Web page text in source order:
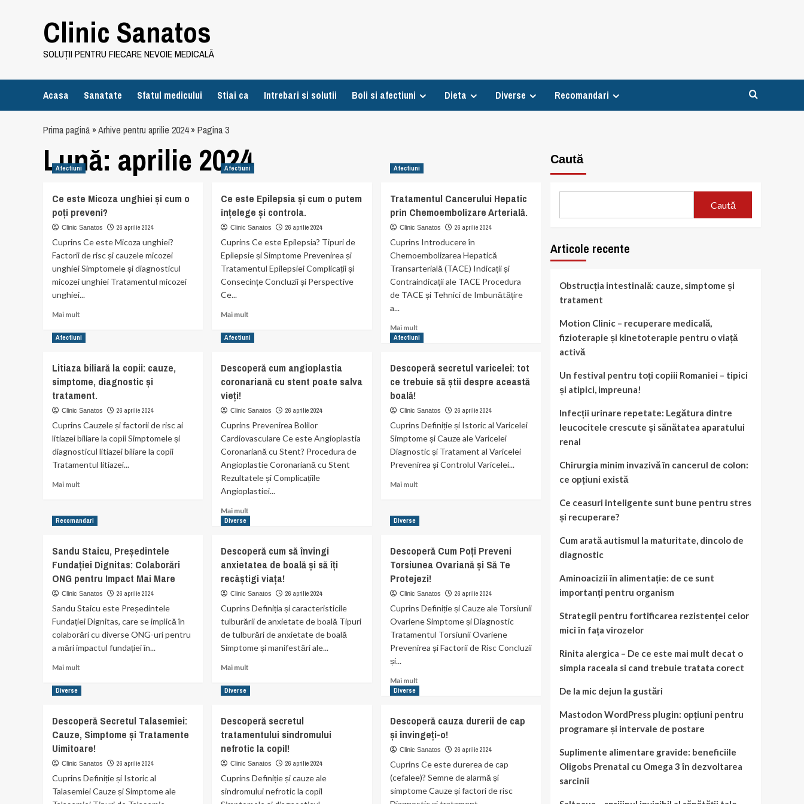
Clinic Sanatos
SOLUȚII PENTRU FIECARE NEVOIE MEDICALĂ
Acasa Sanatate Sfatul medicului Stiai ca Intrebari si solutii Boli si afectiuni Dieta Diverse Recomandari
Prima pagină»Arhive pentru aprilie 2024»Pagina 3
Lună: aprilie 2024
Afectiuni
Ce este Micoza unghiei și cum o
poți preveni?
Clinic Sanatos 26 aprilie 2024
Cuprins Ce este Micoza unghiei?
Factorii de risc și cauzele micozei
unghiei Simptomele și diagnosticul
micozei unghiei Tratamentul micozei
unghiei...
Mai mult
about
Micoza
unghiei
și
o
poți
preveni?
Afectiuni
Ce este Epilepsia și cum o putem
înțelege și controla.
Clinic Sanatos 26 aprilie 2024
Cuprins Ce este Epilepsia? Tipuri de
Epilepsie și Simptome Prevenirea și
Tratamentul Epilepsiei Complicații și
Consecințe Concluzii și Perspective
Ce...
Mai mult
about
Epilepsia
și
putem
înțelege
și
controla.
Afectiuni
Tratamentul Cancerului Hepatic
prin Chemoembolizare Arterială.
Clinic Sanatos 26 aprilie 2024
Cuprins Introducere în
Chemoembolizarea Hepatică
Transarterială (TACE) Indicații și
Contraindicații ale TACE Procedura
de TACE și Tehnici de Imbunătățire
a...
Mai multRead
more
Cancerului
Hepatic
Chemoembolizare
Afectiuni
Litiaza biliară la copii: cauze,
simptome, diagnostic și
tratament.
Clinic Sanatos 26 aprilie 2024
Cuprins Cauzele și factorii de risc ai
litiazei biliare la copii Simptomele și
diagnosticul litiazei biliare la copii
Tratamentul litiazei...
Mai mult
Litiaza
biliară
copii:
cauze,
simptome,
diagnostic
și
tratament.
Afectiuni
Descoperă cum angioplastia
coronariană cu stent poate salva
vieți!
Clinic Sanatos 26 aprilie 2024
Cuprins Prevenirea Bolilor
Cardiovasculare Ce este Angioplastia
Coronariană cu Stent? Procedura de
Angioplastie Coronariană cu Stent
Rezultatele și Complicațiile
Angioplastiei...
Mai mult
cum
angioplastia
coronariană
poate
salva
vieți!
Afectiuni
Descoperă secretul varicelei: tot
ce trebuie să știi despre această
boală!
Clinic Sanatos 26 aprilie 2024
Cuprins Definiție și Istoric al Varicelei
Simptome și Cauze ale Varicelei
Diagnostic și Tratament al Varicelei
Prevenirea și Controlul Varicelei...
Mai multRead
Descoperă
secretul
tot
ce
trebuie
să
știi
despre
această
boală!
Recomandari
Sandu Staicu, Președintele
Fundației Dignitas: Colaborări
ONG pentru Impact Mai Mare
Clinic Sanatos 26 aprilie 2024
Sandu Staicu este Președintele
Fundației Dignitas, care se implică în
colaborări cu diverse ONG-uri pentru
a mări impactul fundației în...
Mai mult
about
Președintele
Fundației
Dignitas:
ONG
pentru
Impact
Mai
Diverse
Descoperă cum să învingi
anxietatea de boală și să îți
recâștigi viața!
Clinic Sanatos 26 aprilie 2024
Cuprins Definiția și caracteristicile
tulburării de anxietate de boală Tipuri
de tulburări de anxietate de boală
Simptome și manifestări ale...
Mai mult
about
să
învingi
anxietatea
boală
și
să
îți
Diverse
Descoperă Cum Poți Preveni
Torsiunea Ovariană și Să Te
Protejezi!
Clinic Sanatos 26 aprilie 2024
Cuprins Definiție și Cauze ale Torsiunii
Ovariene Simptome și Diagnostic
Tratamentul Torsiunii Ovariene
Prevenirea și Factorii de Risc Concluzii
și...
Mai multRead
Cum
Poți
Preveni
Ovariană
și
Să
Diverse
Descoperă Secretul Talasemiei:
Cauze, Simptome și Tratamente
Uimitoare!
Clinic Sanatos 26 aprilie 2024
Cuprins Definiție și Istoric al
Talasemiei Cauze și Simptome ale
Diverse
Descoperă secretul
tratamentului sindromului
nefrotic la copil!
Clinic Sanatos 26 aprilie 2024
Cuprins Definiție și cauze ale
sindromului nefrotic la copil
Diverse
Descoperă cauza durerii de cap
și învingeți-o!
Clinic Sanatos 26 aprilie 2024
Cuprins Ce este durerea de cap
(cefalee)? Semne de alarmă și
simptome Cauze și factori de risc
Caută
Caută
Articole recente
Obstrucția intestinală: cauze, simptome și
tratament
Motion Clinic – recuperare medicală,
fizioterapie și kinetoterapie pentru o viață
activă
Un festival pentru toți copiii Romaniei – tipici
și atipici, impreuna!
Infecții urinare repetate: Legătura dintre
leucocitele crescute și sănătatea aparatului
renal
Chirurgia minim invazivă în cancerul de colon:
ce opțiuni există
Ce ceasuri inteligente sunt bune pentru stres
și recuperare?
Cum arată autismul la maturitate, dincolo de
diagnostic
Aminoacizii în alimentație: de ce sunt
importanți pentru organism
Strategii pentru fortificarea rezistenței celor
mici în fața virozelor
Rinita alergica – De ce este mai mult decat o
simpla raceala si cand trebuie tratata corect
De la mic dejun la gustări
Mastodon WordPress plugin: opțiuni pentru
programare și intervale de postare
Suplimente alimentare gravide: beneficiile
Oligobs Prenatal cu Omega 3 în dezvoltarea
sarcinii